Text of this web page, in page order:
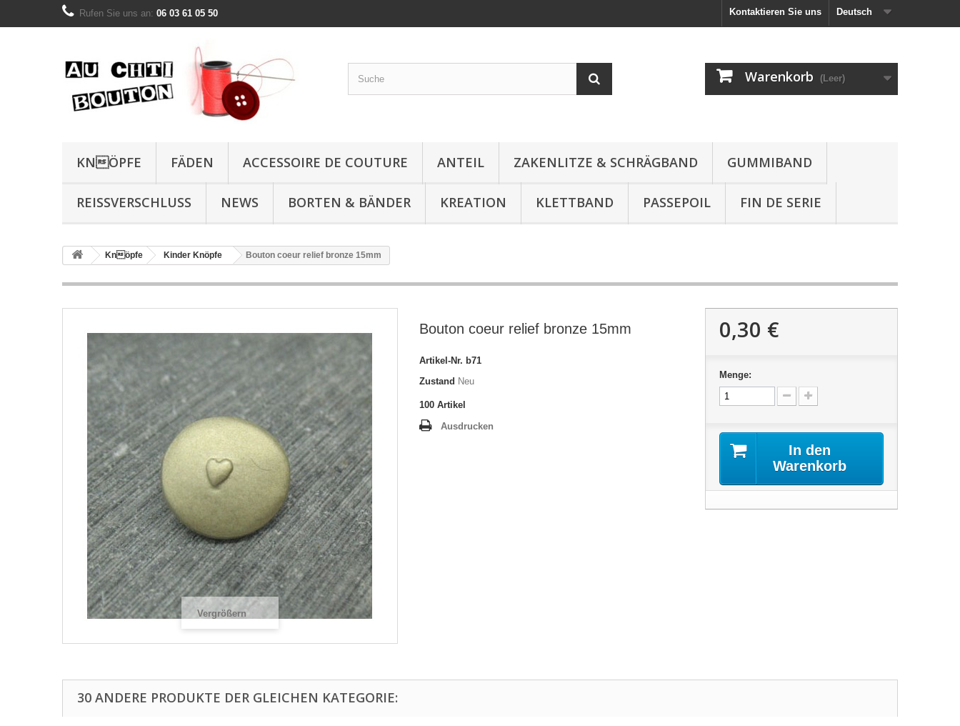
Deutsch
Kontaktieren Sie uns
Rufen Sie uns an: 06 03 61 05 50
Warenkorb (Leer)
KNÖPFE FÄDEN ACCESSOIRE DE COUTURE ANTEIL ZAKENLITZE & SCHRÄGBAND GUMMIBAND
REISSVERSCHLUSS NEWS BORTEN & BÄNDER KREATION KLETTBAND PASSEPOIL FIN DE SERIE
Knöpfe Kinder Knöpfe Bouton coeur relief bronze 15mm
Vergrößern
Bouton coeur relief bronze 15mm
Artikel-Nr. b71
Zustand Neu
100 Artikel
Ausdrucken
0,30 €
Menge:
In den
Warenkorb
30 ANDERE PRODUKTE DER GLEICHEN KATEGORIE: